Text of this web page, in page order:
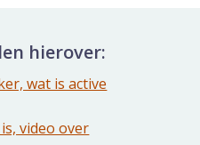
hierover:
wat is active
video over